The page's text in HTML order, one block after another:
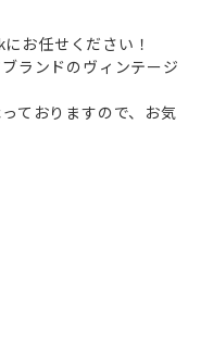
お任せください！
ランドのヴィンテージ
ておりますので、お気